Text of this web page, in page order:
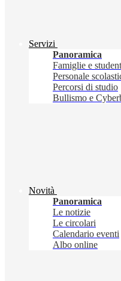
Servizi
Panoramica
Famiglie e
Personale
Percorsi di studio
Bullismo e
Novità
Panoramica
Le notizie
Le circolari
Calendario eventi
Albo online